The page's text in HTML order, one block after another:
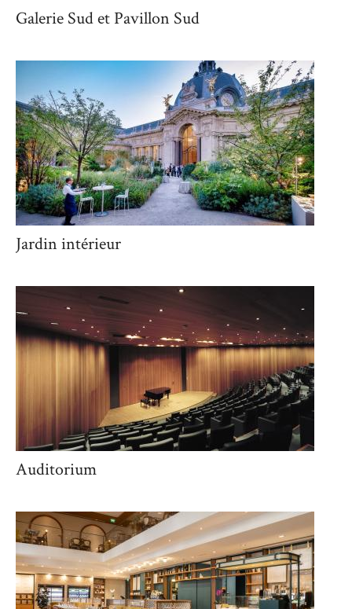
Galerie Sud et Pavillon Sud
Jardin intérieur
Auditorium